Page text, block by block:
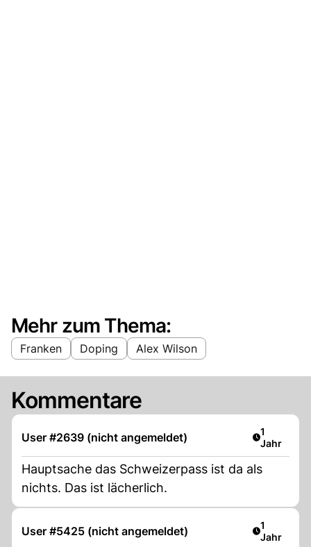
Mehr zum Thema:
Franken Doping Alex Wilson
Kommentare
User #2639 (nicht angemeldet) Artikel
1
Jahr
Hauptsache das Schweizerpass ist da als
nichts. Das ist lächerlich.
User #5425 (nicht angemeldet) Artikel
1
Jahr